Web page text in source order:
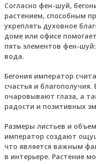
Согласно фен-шуй,
растением, способным
укреплять духовное
доме или офисе
пять элементов фен-
вода.
Бегония император
счастья и
очаровывают глаза, а
радости и позитивных
Размеры листьев и
император создают
что является важным
в интерьере. Растение